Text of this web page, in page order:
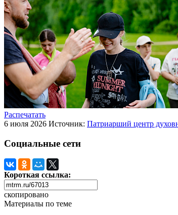
Распечатать
6 июля 2026 Источник: Патриарший центр
Социальные сети
Короткая ссылка:
скопировано
Материалы по теме